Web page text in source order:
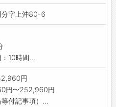
変更範囲:変更無し
と詳しい労働条件につきまし
。ご不明な点は当日お伺い
分字上沖80-6
10時間...
円
円〜252,960円
等付記事項）...